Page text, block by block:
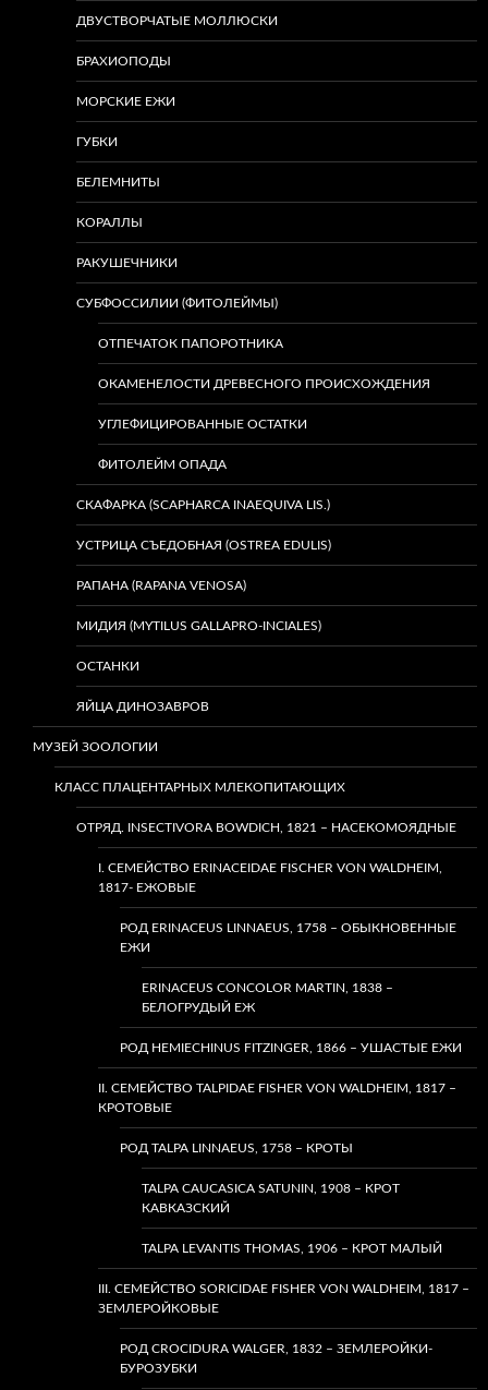
ДВУСТВОРЧАТЫЕ МОЛЛЮСКИ
БРАХИОПОДЫ
МОРСКИЕ ЕЖИ
ГУБКИ
БЕЛЕМНИТЫ
КОРАЛЛЫ
РАКУШЕЧНИКИ
СУБФОССИЛИИ (ФИТОЛЕЙМЫ)
ОТПЕЧАТОК ПАПОРОТНИКА
ОКАМЕНЕЛОСТИ ДРЕВЕСНОГО ПРОИСХОЖДЕНИЯ
УГЛЕФИЦИРОВАННЫЕ ОСТАТКИ
ФИТОЛЕЙМ ОПАДА
СКАФАРКА (SCAPHARCA INAEQUIVA LIS.)
УСТРИЦА СЪЕДОБНАЯ (OSTREA EDULIS)
РАПАНА (RAPANA VENOSA)
МИДИЯ (MYTILUS GALLAPRO-INCIALES)
ОСТАНКИ
ЯЙЦА ДИНОЗАВРОВ
МУЗЕЙ ЗООЛОГИИ
КЛАСС ПЛАЦЕНТАРНЫХ МЛЕКОПИТАЮЩИХ
ОТРЯД. INSECTIVORA BOWDICH, 1821 – НАСЕКОМОЯДНЫЕ
I. СЕМЕЙСТВО ERINACEIDAE FISCHER VON WALDHEIM,
1817- ЕЖОВЫЕ
РОД ERINACEUS LINNAEUS, 1758 – ОБЫКНОВЕННЫЕ
ЕЖИ
ERINACEUS CONCOLOR MARTIN, 1838 –
БЕЛОГРУДЫЙ ЕЖ
РОД HEMIECHINUS FITZINGER, 1866 – УШАСТЫЕ ЕЖИ
II. СЕМЕЙСТВО TALPIDAE FISHER VON WALDHEIM, 1817 –
КРОТОВЫЕ
РОД TALPA LINNAEUS, 1758 – КРОТЫ
TALPA CAUCASICA SATUNIN, 1908 – КРОТ
КАВКАЗСКИЙ
TALPA LEVANTIS THOMAS, 1906 – КРОТ МАЛЫЙ
III. СЕМЕЙСТВО SORICIDAE FISHER VON WALDHEIM, 1817 –
ЗЕМЛЕРОЙКОВЫЕ
РОД CROCIDURA WALGER, 1832 – ЗЕМЛЕРОЙКИ-
БУРОЗУБКИ